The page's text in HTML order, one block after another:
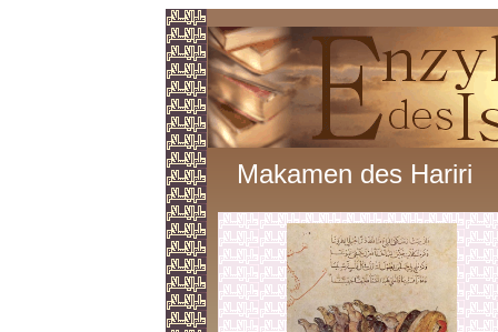
Makamen des Hariri